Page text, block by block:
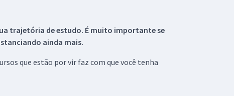
trajetória de estudo. É muito importante se
ainda mais.
que estão por vir faz com que você tenha